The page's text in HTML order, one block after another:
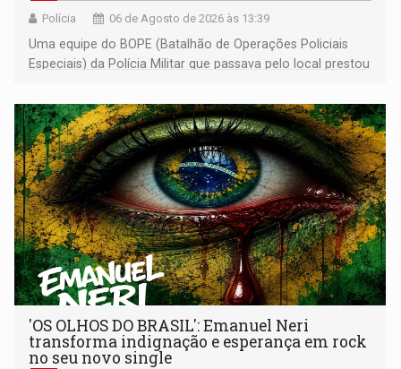
Polícia 06 de Agosto de 2026 às 13:39
Uma equipe do BOPE (Batalhão de Operações Policiais
Especiais) da Polícia Militar que passava pelo local prestou
'OS OLHOS DO BRASIL': Emanuel Neri
transforma indignação e esperança em rock
no seu novo single